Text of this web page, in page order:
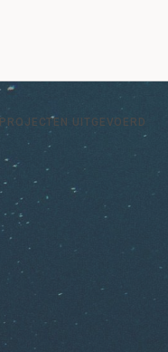
PROJECTEN UITGEVOERD